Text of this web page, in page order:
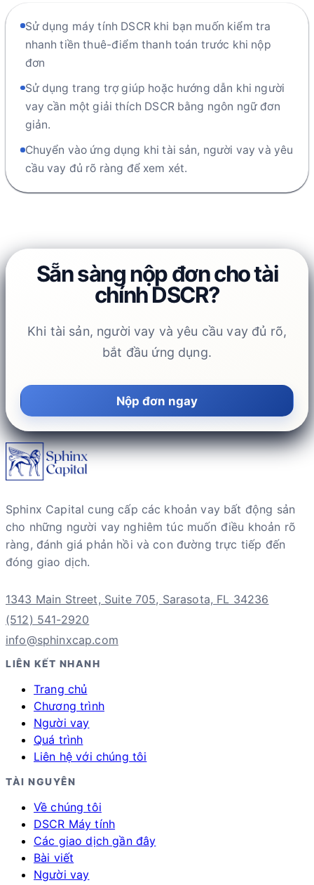
Sử dụng máy tính DSCR khi bạn muốn kiểm tra
nhanh tiền thuê-điểm thanh toán trước khi nộp
đơn
Sử dụng trang trợ giúp hoặc hướng dẫn khi người
vay cần một giải thích DSCR bằng ngôn ngữ đơn
giản.
Chuyển vào ứng dụng khi tài sản, người vay và yêu
cầu vay đủ rõ ràng để xem xét.
Sẵn sàng nộp đơn cho tài
chính DSCR?
Khi tài sản, người vay và yêu cầu vay đủ rõ,
bắt đầu ứng dụng.
Nộp đơn ngay
Sphinx Capital cung cấp các khoản vay bất động sản
cho những người vay nghiêm túc muốn điều khoản rõ
ràng, đánh giá phản hồi và con đường trực tiếp đến
đóng giao dịch.
1343 Main Street, Suite 705, Sarasota, FL 34236
(512) 541-2920
info@sphinxcap.com
LIÊN KẾT NHANH
Trang chủ
Chương trình
Người vay
Quá trình
Liên hệ với chúng tôi
TÀI NGUYÊN
Về chúng tôi
DSCR Máy tính
Các giao dịch gần đây
Bài viết
Người vay